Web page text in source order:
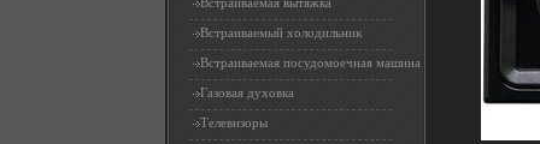
Встраиваемый холодильник
Встраиваемая посудомоечная машина
Газовая духовка
Телевизоры